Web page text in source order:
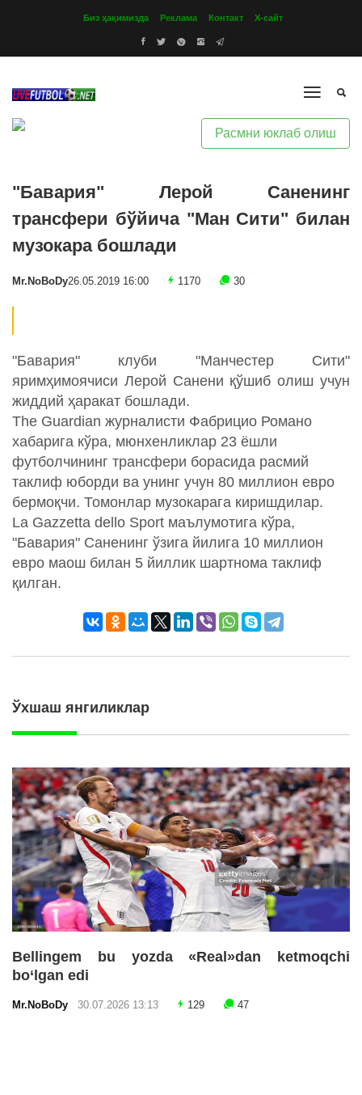
Биз ҳақимизда Реклама Контакт Х-сайт
Расмни юклаб олиш
"Бавария" Лерой Саненинг
трансфери бўйича "Ман Сити" билан
музокара бошлади
Mr.NoBoDy26.05.2019 16:00 1170 30
"Бавария" клуби "Манчестер Сити"
яримҳимоячиси Лерой Санени қўшиб олиш учун
жиддий ҳаракат бошлади.
The Guardian журналисти Фабрицио Романо
хабарига кўра, мюнхенликлар 23 ёшли
футболчининг трансфери борасида расмий
таклиф юборди ва унинг учун 80 миллион евро
бермоқчи. Томонлар музокарага киришдилар.
La Gazzetta dello Sport маълумотига кўра,
"Бавария" Саненинг ўзига йилига 10 миллион
евро маош билан 5 йиллик шартнома таклиф
қилган.
Ўхшаш янгиликлар
Bellingem bu yozda «Real»dan ketmoqchi
bo‘lgan edi
Mr.NoBoDy 30.07.2026 13:13 129 47